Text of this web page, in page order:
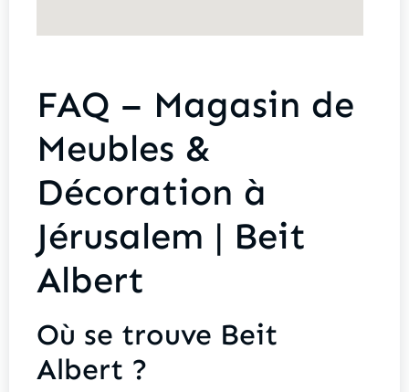
FAQ – Magasin de
Meubles &
Décoration à
Jérusalem | Beit
Albert
Où se trouve Beit
Albert ?